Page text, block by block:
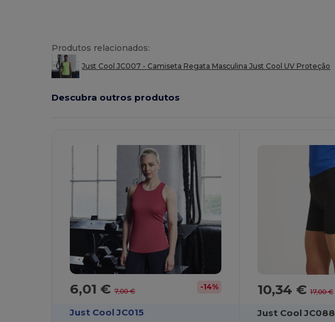
Produtos relacionados:
Just Cool JC007 - Camiseta Regata Masculina Just Cool UV Proteção
Descubra outros produtos
6,01 €7,00 € -14%
Just Cool JC015
10,34 € 17,00 €
Just Cool JC088